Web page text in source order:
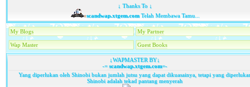
↓ Thanks To ↓
scandwap.xtgem.comTelah Membawa Tamu...
My Blogs My Partner
Wap Master Guest Books
↓WAPMASTER BY↓
-=scandwap.xtgem.com=-
Yang diperlukan oleh Shinobi bukan jumlah jutsu yang dapat dikuasainya, tetapi yang
Shinobi adalah tekad pantang menyerah